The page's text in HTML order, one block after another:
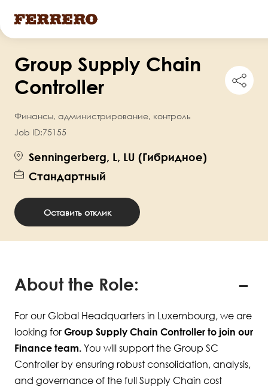
основному
содержанию
Group Supply Chain
Controller
this
Финансы, администрирование, контроль
Job ID:75155
Senningerberg, L, LU (Гибридное)
Стандартный
Оставить отклик
About the Role:
For our Global Headquarters in Luxembourg, we are
looking for Group Supply Chain Controller to join our
Finance team. You will support the Group SC
Controller by ensuring robust consolidation, analysis,
and governance of the full Supply Chain cost